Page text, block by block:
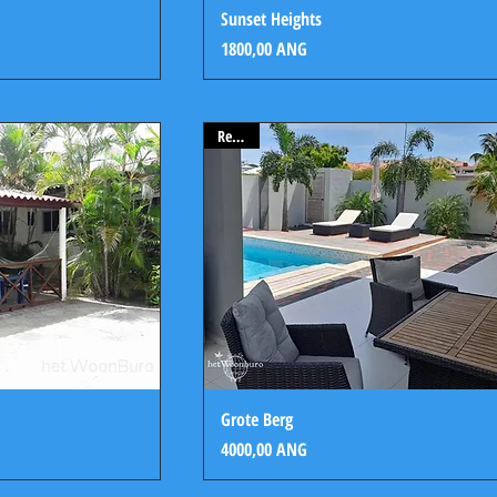
Sunset Heights
Precio
1800,00 ANG
Rented
Grote Berg
Precio
4000,00 ANG